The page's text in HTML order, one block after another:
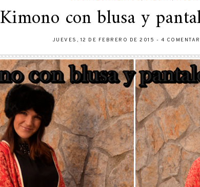
Kimono con blusa y
JUEVES, 12 DE FEBRERO DE 2015 - 4